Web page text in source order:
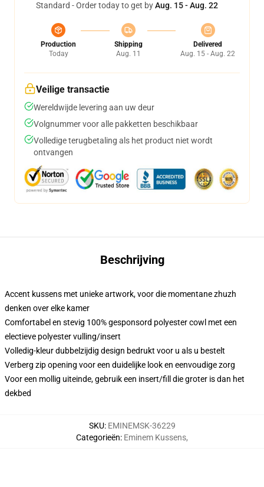
Standard - Order today to get byAug. 15 - Aug. 22
Production
Today
Shipping
Aug. 11
Delivered
Aug. 15 - Aug. 22
Veilige transactie
Wereldwijde levering aan uw deur
Volgnummer voor alle pakketten beschikbaar
Volledige terugbetaling als het product niet wordt
ontvangen
Beschrijving
Accent kussens met unieke artwork, voor die momentane zhuzh
denken over elke kamer
Comfortabel en stevig 100% gesponsord polyester cowl met een
electieve polyester vulling/insert
Volledig-kleur dubbelzijdig design bedrukt voor u als u bestelt
Verberg zip opening voor een duidelijke look en eenvoudige zorg
Voor een mollig uiteinde, gebruik een insert/fill die groter is dan het
dekbed
SKU: EMINEMSK-36229
Categorieën: Eminem Kussens,